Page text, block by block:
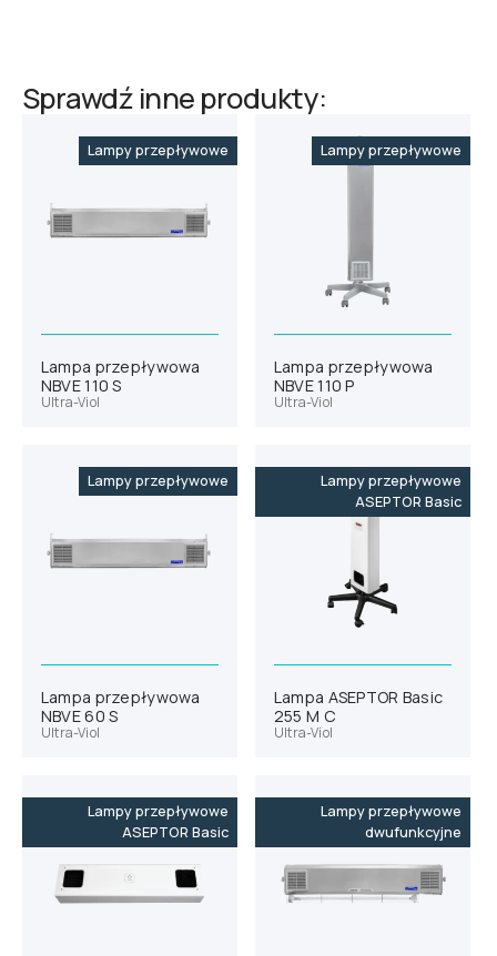
Sprawdź inne produkty:
Lampy przepływowe
Lampa przepływowa
NBVE 110 S
Ultra-Viol
Lampy przepływowe
Lampa przepływowa
NBVE 110 P
Ultra-Viol
Lampy przepływowe
Lampa przepływowa
NBVE 60 S
Ultra-Viol
Lampy przepływowe
ASEPTOR Basic
Lampa ASEPTOR Basic
255 M C
Ultra-Viol
Lampy przepływowe
ASEPTOR Basic
Lampy przepływowe
dwufunkcyjne